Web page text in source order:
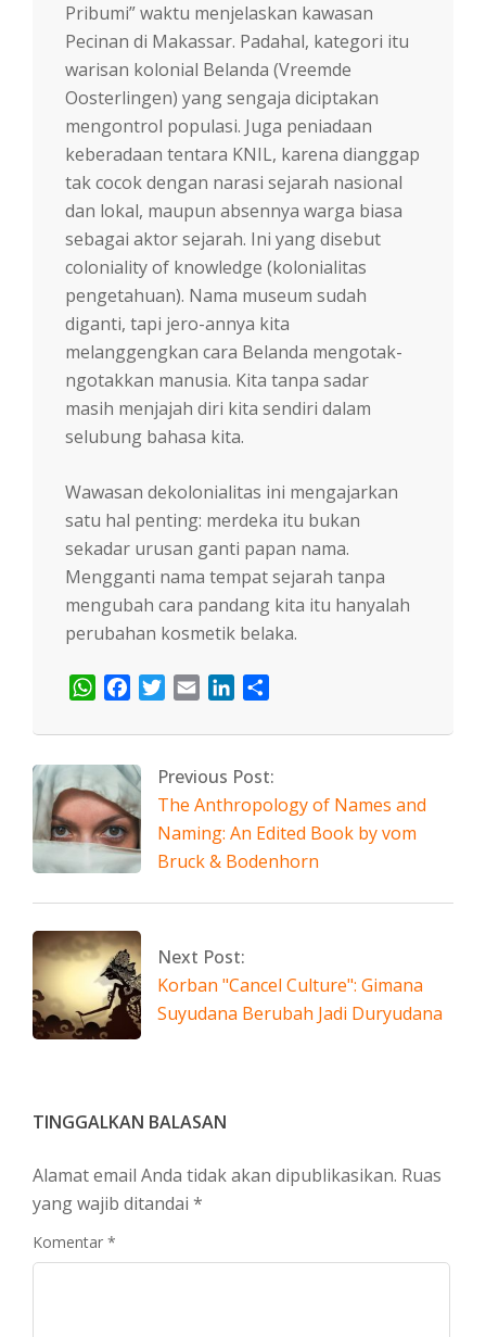
Pribumi” waktu menjelaskan kawasan
Pecinan di Makassar. Padahal, kategori itu
warisan kolonial Belanda (Vreemde
Oosterlingen) yang sengaja diciptakan
mengontrol populasi. Juga peniadaan
keberadaan tentara KNIL, karena dianggap
tak cocok dengan narasi sejarah nasional
dan lokal, maupun absennya warga biasa
sebagai aktor sejarah. Ini yang disebut
coloniality of knowledge (kolonialitas
pengetahuan). Nama museum sudah
diganti, tapi jero-annya kita
melanggengkan cara Belanda mengotak-
ngotakkan manusia. Kita tanpa sadar
masih menjajah diri kita sendiri dalam
selubung bahasa kita.
Wawasan dekolonialitas ini mengajarkan
satu hal penting: merdeka itu bukan
sekadar urusan ganti papan nama.
Mengganti nama tempat sejarah tanpa
mengubah cara pandang kita itu hanyalah
perubahan kosmetik belaka.
WhatsApp
FacebookTwitter
Email LinkedIn
2026-
06-
03
Previous Post:
The Anthropology of Names and
Naming: An Edited Book by vom
Bruck & Bodenhorn
Next Post:
Korban "Cancel Culture": Gimana
Suyudana Berubah Jadi Duryudana
TINGGALKAN BALASAN
Alamat email Anda tidak akan dipublikasikan. Ruas
yang wajib ditandai *
Komentar *